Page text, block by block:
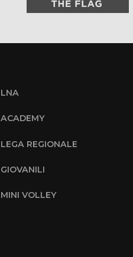
LNA
ACADEMY
LEGA REGIONALE
GIOVANILI
MINI VOLLEY